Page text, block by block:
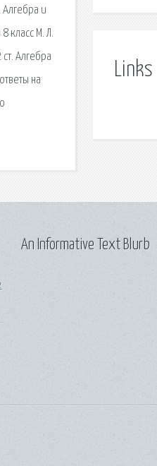
Алгебра и
класс М. Л.
Алгебра
на
Links
An Informative Text Blurb